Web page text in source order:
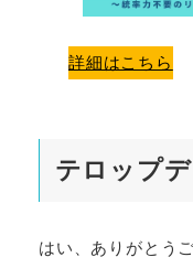
詳細はこちら
テロップデ
はい、ありがとう